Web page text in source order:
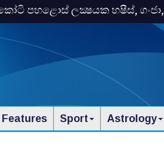
පහළොස්‌ ලක්‍ෂයක හෂීස්‌, ගංජා,
Features Sport Astrology